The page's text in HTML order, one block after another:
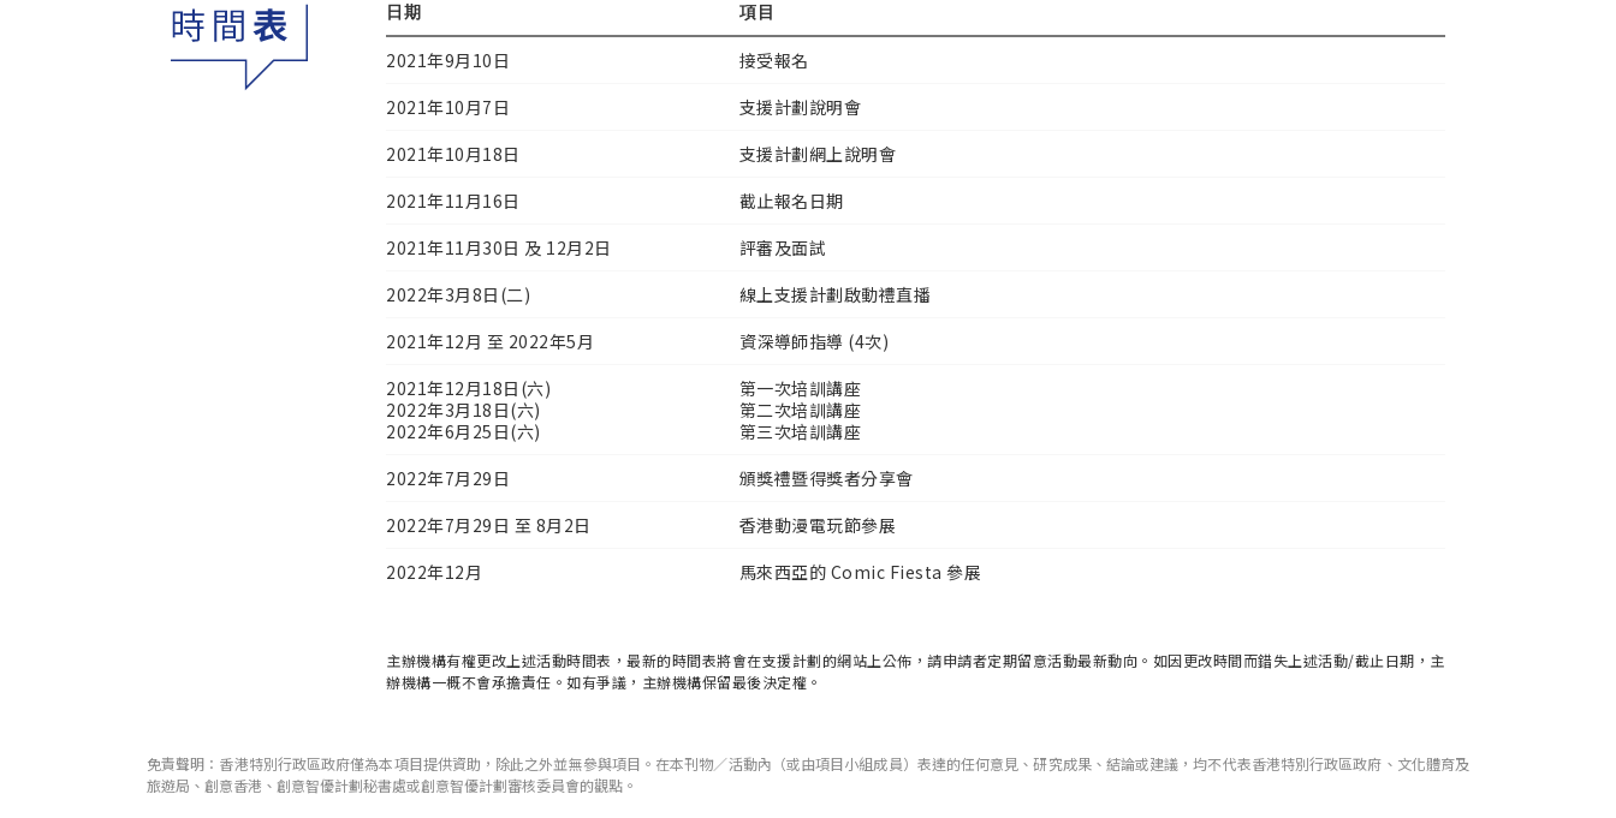
日期 項目
2021年9月10日
接受報名
2021年10月7日
支援計劃說明會
2021年10月18日
支援計劃網上說明會
2021年11月16日
截止報名日期
2021年11月30日 及 12月2日
評審及面試
2022年3月8日(二)
線上支援計劃啟動禮直播
2021年12月 至 2022年5月
資深導師指導 (4次)
第一次培訓講座
第二次培訓講座
第三次培訓講座
2021年12月18日(六)
2022年3月18日(六)
2022年6月25日(六)
2022年7月29日
頒獎禮暨得獎者分享會
2022年7月29日 至 8月2日
香港動漫電玩節參展
2022年12月
主辦機構有權更改上述活動時間表，最新的時間表將會在支援計劃的網站上公佈，請申請者定期留意活動最新動向。如因更改時間而錯失上述活動/截止日期，主
辦機構一概不會承擔責任。如有爭議，主辦機構保留最後決定權。
馬來西亞的 Comic Fiesta 參展
免責聲明：香港特別行政區政府僅為本項目提供資助，除此之外並無參與項目。在本刊物／活動內（或由項目小組成員）表達的任何意見、研究成果、結論或建議，均不代表香港特別行政區政府、文化體育及
旅遊局、創意香港、創意智優計劃秘書處或創意智優計劃審核委員會的觀點。